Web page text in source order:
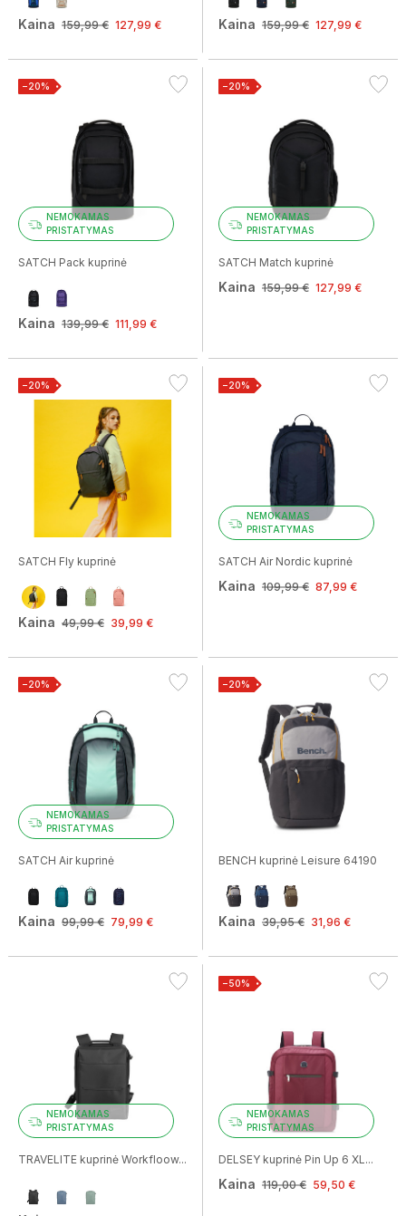
Kaina 159,99 € 127,99 € Kaina 159,99 € 127,99 €
−20%
NEMOKAMAS
PRISTATYMAS
SATCH Pack kuprinė
Kaina 139,99 € 111,99 €
−20%
NEMOKAMAS
PRISTATYMAS
SATCH Match kuprinė
Kaina 159,99 € 127,99 €
−20%
SATCH Fly kuprinė
Kaina 49,99 € 39,99 €
−20%
NEMOKAMAS
PRISTATYMAS
SATCH Air Nordic kuprinė
Kaina 109,99 € 87,99 €
−20%
NEMOKAMAS
PRISTATYMAS
SATCH Air kuprinė
Kaina 99,99 € 79,99 €
−20%
BENCH kuprinė Leisure 64190
Kaina 39,95 € 31,96 €
NEMOKAMAS
PRISTATYMAS
TRAVELITE kuprinė Workfloow...
−50%
NEMOKAMAS
PRISTATYMAS
DELSEY kuprinė Pin Up 6 XL...
Kaina 119,00 € 59,50 €
Idėjos jūsų vasaros stiliui!
Prenumeruokite naujienlaiškį ir gaukite madingiausių
vasaros rankinių, spalvų ir sezono derinių gidą.